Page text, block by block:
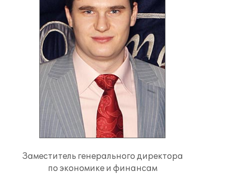
Заместитель генерального директора
по экономике и финансам